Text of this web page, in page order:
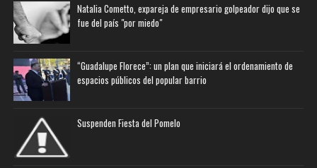
Natalia Cometto, expareja de empresario golpeador dijo que se
fue del país "por miedo"
“Guadalupe Florece”: un plan que iniciará el ordenamiento de
espacios públicos del popular barrio
Suspenden Fiesta del Pomelo